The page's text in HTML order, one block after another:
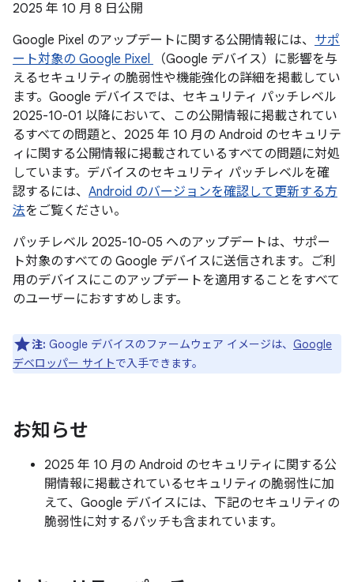
2025 年 10 月 8 日公開
Google Pixel のアップデートに関する公開情報には、 サポ
ート対象の Google Pixel
（Google デバイス）に影響を与
えるセキュリティの脆弱性や機能強化の詳細を掲載してい
ます。Google デバイスでは、セキュリティ パッチレベル
2025-10-01 以降において、この公開情報に掲載されてい
るすべての問題と、2025 年 10 月の Android のセキュリテ
ィに関する公開情報に掲載されているすべての問題に対処
しています。デバイスのセキュリティ パッチレベルを確
認するには、 Android のバージョンを確認して更新する方
法をご覧ください。
パッチレベル 2025-10-05 へのアップデートは、サポー
ト対象のすべての Google デバイスに送信されます。ご利
用のデバイスにこのアップデートを適用することをすべて
のユーザーにおすすめします。
注: Google デバイスのファームウェア イメージは、 Google
デベロッパー サイトで入手できます。
お知らせ
2025 年 10 月の Android のセキュリティに関する公
開情報に掲載されているセキュリティの脆弱性に加
えて、Google デバイスには、下記のセキュリティの
脆弱性に対するパッチも含まれています。